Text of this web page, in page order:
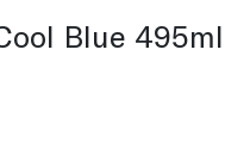
Blue 495ml